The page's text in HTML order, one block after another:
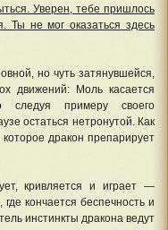
Уверен, тебе пришлось
Ты не мог оказаться здесь
но чуть затянувшейся,
движений: Моль касается
следуя примеру своего
остаться нетронутой. Как
дракон препарирует
кривляется и играет —
кончается беспечность и
инстинкты дракона ведут